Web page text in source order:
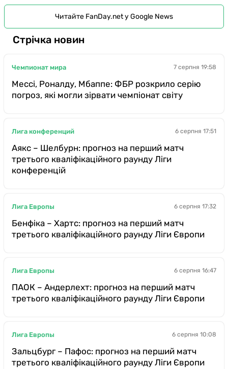
Читайте FanDay.net у Google News
Стрічка новин
Чемпионат мира 7 серпня 19:58
Мессі, Роналду, Мбаппе: ФБР розкрило серію
погроз, які могли зірвати чемпіонат світу
Лига конференций 6 серпня 17:51
Аякс – Шелбурн: прогноз на перший матч
третього кваліфікаційного раунду Ліги
конференцій
Лига Европы 6 серпня 17:32
Бенфіка – Хартс: прогноз на перший матч
третього кваліфікаційного раунду Ліги Європи
Лига Европы 6 серпня 16:47
ПАОК – Андерлехт: прогноз на перший матч
третього кваліфікаційного раунду Ліги Європи
Лига Европы 6 серпня 10:08
Зальцбург – Пафос: прогноз на перший матч
третього кваліфікаційного раунду Ліги Європи